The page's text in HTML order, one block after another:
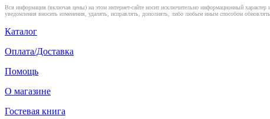
Вся информация (включая цены) на этом интернет-сайте носит исключительно информационный
уведомления вносить изменения, удалять, исправлять, дополнять, либо любым иным способом
Каталог
Оплата/Доставка
Помощь
О магазине
Гостевая книга